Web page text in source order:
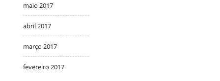
maio 2017
abril 2017
março 2017
fevereiro 2017